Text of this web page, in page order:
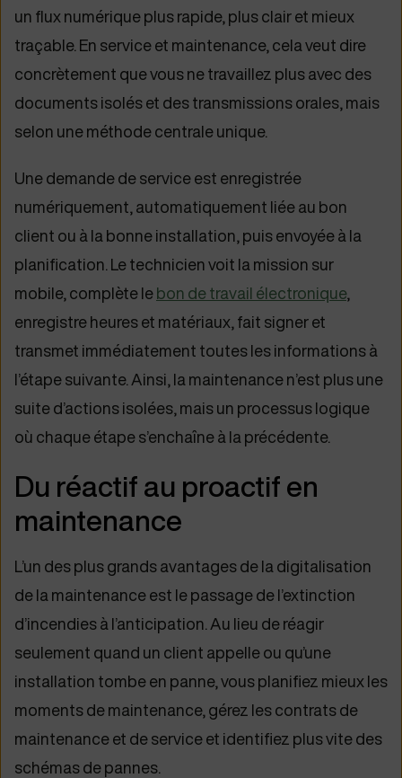
un flux numérique plus rapide, plus clair et mieux
traçable. En service et maintenance, cela veut dire
concrètement que vous ne travaillez plus avec des
documents isolés et des transmissions orales, mais
selon une méthode centrale unique.
Une demande de service est enregistrée
numériquement, automatiquement liée au bon
client ou à la bonne installation, puis envoyée à la
planification. Le technicien voit la mission sur
mobile, complète lebon de travail électronique,
enregistre heures et matériaux, fait signer et
transmet immédiatement toutes les informations à
l’étape suivante. Ainsi, la maintenance n’est plus une
suite d’actions isolées, mais un processus logique
où chaque étape s’enchaîne à la précédente.
Du réactif au proactif en
maintenance
L’un des plus grands avantages de la digitalisation
de la maintenance est le passage de l’extinction
d’incendies à l’anticipation. Au lieu de réagir
seulement quand un client appelle ou qu’une
installation tombe en panne, vous planifiez mieux les
moments de maintenance, gérez les contrats de
maintenance et de service et identifiez plus vite des
schémas de pannes.